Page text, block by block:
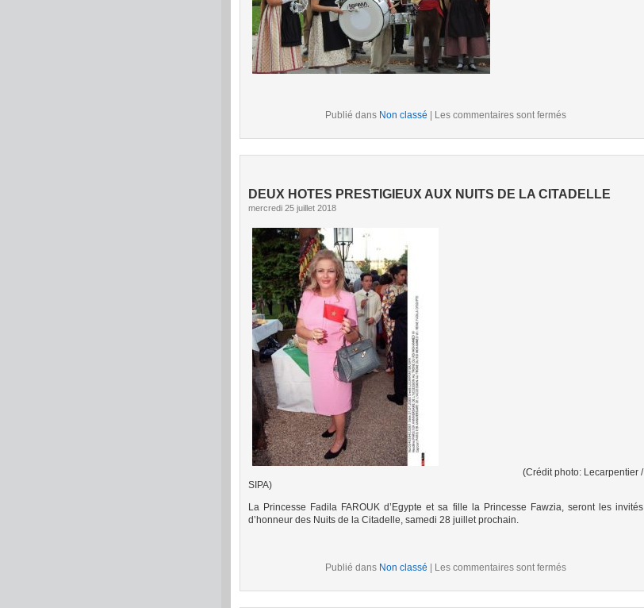
Publié dans Non classé Les commentaires sont fermés
DEUX HOTES PRESTIGIEUX AUX NUITS DE LA CITADELLE
mercredi 25 juillet 2018
(Crédit photo: Lecarpentier /
SIPA)
La Princesse Fadila FAROUK d’Egypte et sa fille la Princesse Fawzia, seront les invités
d’honneur des Nuits de la Citadelle, samedi 28 juillet prochain.
Publié dans Non classé Les commentaires sont fermés